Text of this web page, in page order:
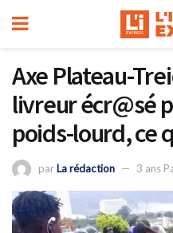
Axe Plateau-
livreur écr@sé
poids-lourd, ce
parLa rédaction 3 ans